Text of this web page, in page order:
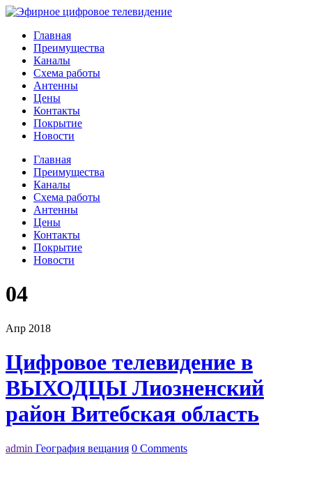
Главная
Преимущества
Каналы
Схема работы
Антенны
Цены
Контакты
Покрытие
Новости
Главная
Преимущества
Каналы
Схема работы
Антенны
Цены
Контакты
Покрытие
Новости
04
Апр 2018
Цифровое телевидение в
ВЫХОДЦЫ Лиозненский
район Витебская область
admin География вещания 0 Comments